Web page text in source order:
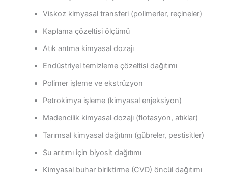
Viskoz kimyasal transferi (polimerler, reçineler)
Kaplama çözeltisi ölçümü
Atık arıtma kimyasal dozajı
Endüstriyel temizleme çözeltisi dağıtımı
Polimer işleme ve ekstrüzyon
Petrokimya işleme (kimyasal enjeksiyon)
Madencilik kimyasal dozajı (flotasyon, atıklar)
Tarımsal kimyasal dağıtımı (gübreler, pestisitler)
Su arıtımı için biyosit dağıtımı
Kimyasal buhar biriktirme (CVD) öncül dağıtımı